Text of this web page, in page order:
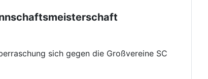
sich gegen die Großvereine SC